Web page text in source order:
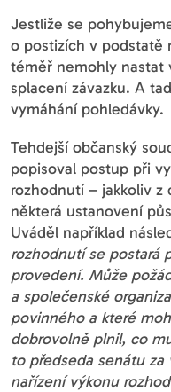
Jestliže se
o postizích v podstatě
téměř nemohly nastat
splacení závazku. A
vymáhání pohledávky.
Tehdejší občanský
popisoval postup při
rozhodnutí – jakkoliv
některá ustanovení
Uváděl například
rozhodnutí se postará
provedení. Může
a společenské
povinného a které
dobrovolně plnil, co
to předseda senátu
nařízení výkonu